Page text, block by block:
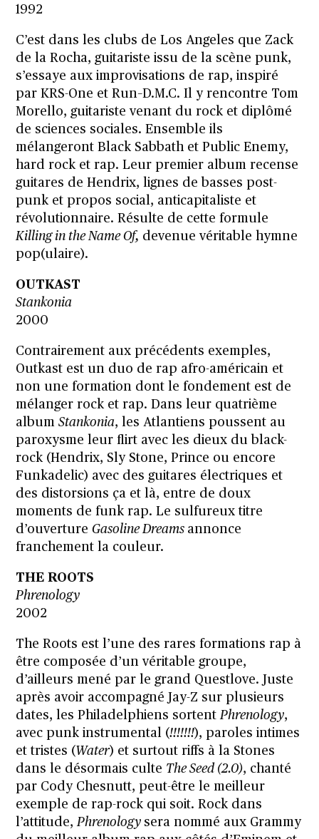
1992
C’est dans les clubs de Los Angeles que Zack
de la Rocha, guitariste issu de la scène punk,
s’essaye aux improvisations de rap, inspiré
par KRS-One et Run–D.M.C. Il y rencontre Tom
Morello, guitariste venant du rock et diplômé
de sciences sociales. Ensemble ils
mélangeront Black Sabbath et Public Enemy,
hard rock et rap. Leur premier album recense
guitares de Hendrix, lignes de basses post-
punk et propos social, anticapitaliste et
révolutionnaire. Résulte de cette formule
Killing in the Name Of, devenue véritable hymne
pop(ulaire).
OUTKAST
Stankonia
2000
Contrairement aux précédents exemples,
Outkast est un duo de rap afro-américain et
non une formation dont le fondement est de
mélanger rock et rap. Dans leur quatrième
albumStankonia, les Atlantiens poussent au
paroxysme leur flirt avec les dieux du black-
rock (Hendrix, Sly Stone, Prince ou encore
Funkadelic) avec des guitares électriques et
des distorsions ça et là, entre de doux
moments de funk rap. Le sulfureux titre
d’ouvertureGasoline Dreams annonce
franchement la couleur.
THE ROOTS
Phrenology
2002
The Roots est l’une des rares formations rap à
être composée d’un véritable groupe,
d’ailleurs mené par le grand Questlove. Juste
après avoir accompagné Jay-Z sur plusieurs
dates, les Philadelphiens sortentPhrenology,
avec punk instrumental (!!!!!!!), paroles intimes
et tristes (Water) et surtout riffs à la Stones
dans le désormais culte The Seed (2.0), chanté
par Cody Chesnutt, peut-être le meilleur
exemple de rap-rock qui soit. Rock dans
l’attitude,Phrenology sera nommé aux Grammy